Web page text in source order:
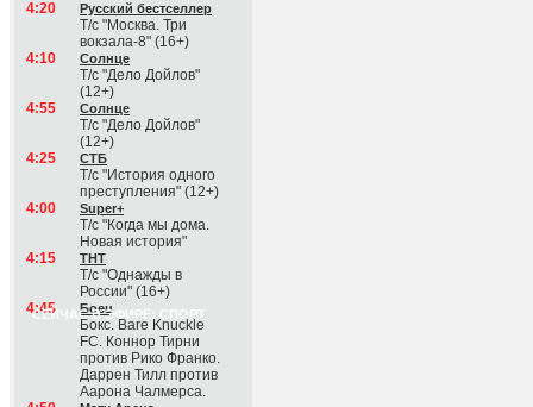
4:20 Русский бестселлер
Т/с "Москва. Три
вокзала-8" (16+)
4:10
Солнце
Т/с "Дело Дойлов"
(12+)
4:55
Солнце
Т/с "Дело Дойлов"
(12+)
4:25
СТБ
Т/с "История одного
преступления" (12+)
4:00
Super+
Т/с "Когда мы дома.
Новая история"
4:15
ТНТ
Т/с "Однажды в
России" (16+)
СЕЙЧАС В ЭФИРЕ: СПОРТ
4:45 Боец
Бокс. Bare Knuckle
FC. Коннор Тирни
против Рико Франко.
Даррен Тилл против
Аарона Чалмерса.